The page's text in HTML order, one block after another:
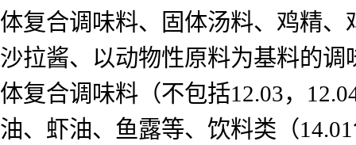
体复合调味料、固体汤料、鸡精
沙拉酱、以动物性原料为基料的
体复合调味料（不包括12.03，
油、虾油、鱼露等、饮料类（